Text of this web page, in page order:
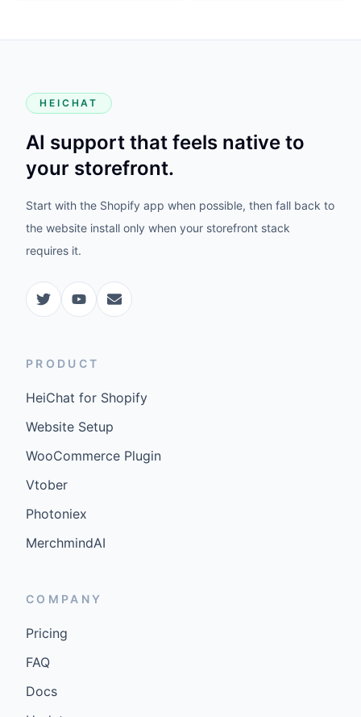
HEICHAT
AI support that feels native to
your storefront.
Start with the Shopify app when possible, then fall back to
the website install only when your storefront stack
requires it.
PRODUCT
HeiChat for Shopify
Website Setup
WooCommerce Plugin
Vtober
Photoniex
MerchmindAI
COMPANY
Pricing
FAQ
Docs